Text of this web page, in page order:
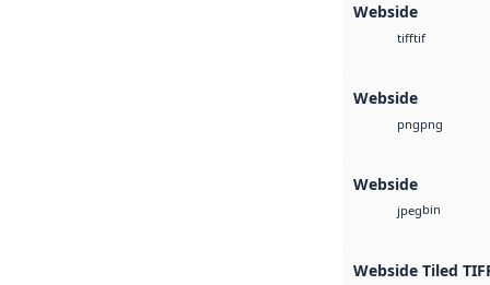
Webside
tifftif
Webside
pngpng
Webside
jpegbin
Webside Tiled